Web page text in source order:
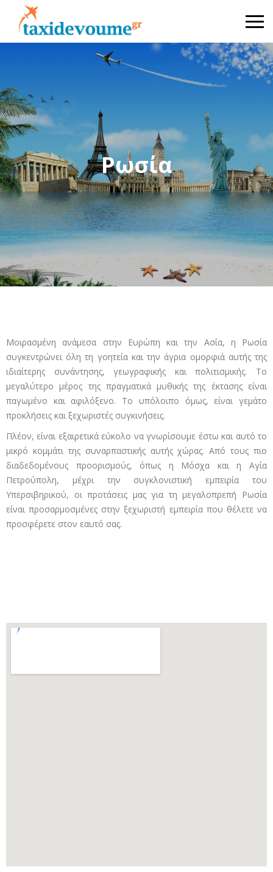
Ρωσία
Μοιρασμένη ανάμεσα στην Ευρώπη και την Ασία, η Ρωσία
συγκεντρώνει όλη τη γοητεία και την άγρια ομορφιά αυτής της
ιδιαίτερης συνάντησης, γεωγραφικής και πολιτισμικής. Το
μεγαλύτερο μέρος της πραγματικά μυθικής της έκτασης είναι
παγωμένο και αφιλόξενο. Το υπόλοιπο όμως, είναι γεμάτο
προκλήσεις και ξεχωριστές συγκινήσεις.
Πλέον, είναι εξαιρετικά εύκολο να γνωρίσουμε έστω και αυτό το
μικρό κομμάτι της συναρπαστικής αυτής χώρας. Από τους πιο
διαδεδομένους προορισμούς, όπως η Μόσχα και η Αγία
Πετρούπολη, μέχρι την συγκλονιστική εμπειρία του
Υπερσιβηρικού, οι προτάσεις μας για τη μεγαλοπρεπή Ρωσία
είναι προσαρμοσμένες στην ξεχωριστή εμπειρία που θέλετε να
προσφέρετε στον εαυτό σας.